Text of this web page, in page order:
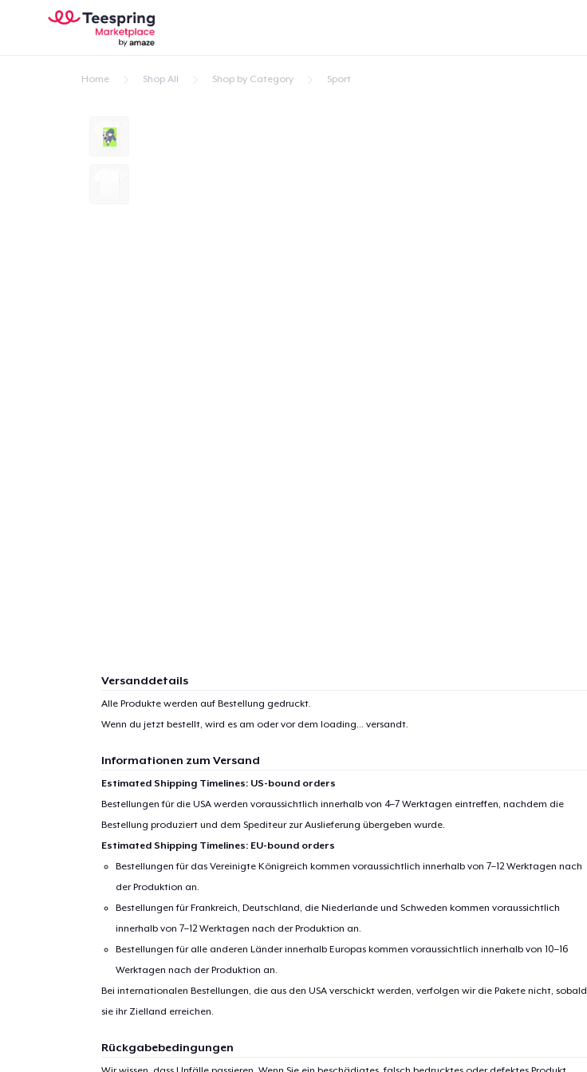
Home Shop All Shop by Category Sport
Versanddetails
Alle Produkte werden auf Bestellung gedruckt.
Wenn du jetzt bestellt, wird es am oder vor dem loading... versandt.
Informationen zum Versand
Estimated Shipping Timelines: US-bound orders
Bestellungen für die USA werden voraussichtlich innerhalb von 4–7 Werktagen eintreffen, nachdem die
Bestellung produziert und dem Spediteur zur Auslieferung übergeben wurde.
Estimated Shipping Timelines: EU-bound orders
Bestellungen für das Vereinigte Königreich kommen voraussichtlich innerhalb von 7–12 Werktagen nach
der Produktion an.
Bestellungen für Frankreich, Deutschland, die Niederlande und Schweden kommen voraussichtlich
innerhalb von 7–12 Werktagen nach der Produktion an.
Bestellungen für alle anderen Länder innerhalb Europas kommen voraussichtlich innerhalb von 10–16
Werktagen nach der Produktion an.
Bei internationalen Bestellungen, die aus den USA verschickt werden, verfolgen wir die Pakete nicht, sobald
sie ihr Zielland erreichen.
Rückgabebedingungen
1Artikel wurde zum
Poster - 18" x 24"